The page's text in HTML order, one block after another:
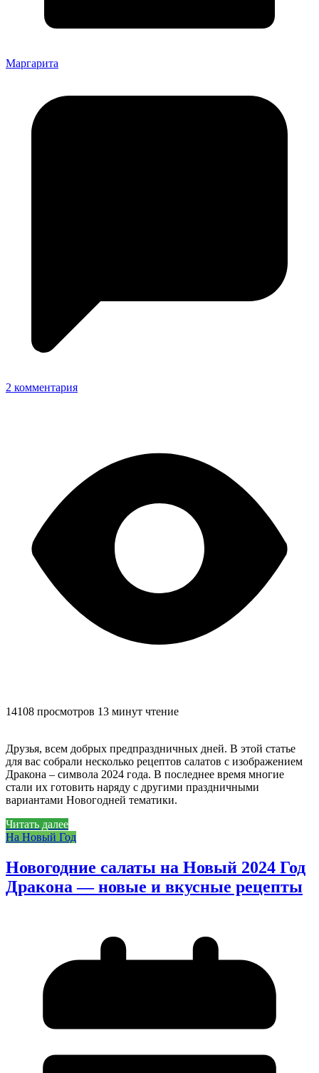
Маргарита
2 комментария
14108 просмотров 13 минут чтение
Друзья, всем добрых предпраздничных дней. В этой статье
для вас собрали несколько рецептов салатов с изображением
Дракона – символа 2024 года. В последнее время многие
стали их готовить наряду с другими праздничными
вариантами Новогодней тематики.
Читать далее
На Новый Год
Новогодние салаты на Новый 2024 Год
Дракона — новые и вкусные рецепты